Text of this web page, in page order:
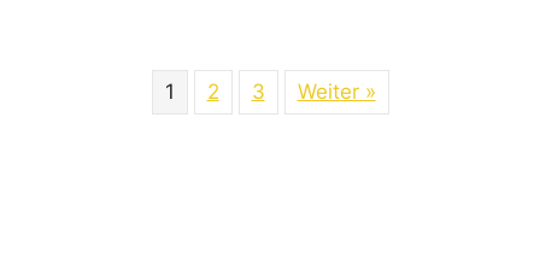
1 2 3 Weiter »